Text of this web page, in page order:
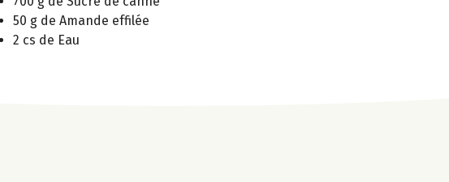
50 g de Amande effilée
2 cs de Eau